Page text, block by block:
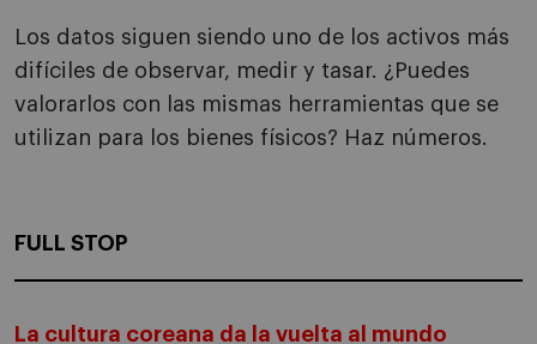
Los datos siguen siendo uno de los activos más
difíciles de observar, medir y tasar. ¿Puedes
valorarlos con las mismas herramientas que se
utilizan para los bienes físicos? Haz números.
FULL STOP
La cultura coreana da la vuelta al mundo